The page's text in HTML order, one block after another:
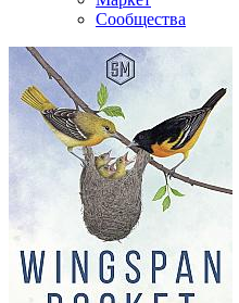
Сообщества